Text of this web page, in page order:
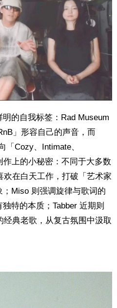
的自我标签：Rad Museum
」形容自己的声音，而
「Cozy、Intimate、
上的小秘密：不同于大多数
欢在白天工作，打破「艺术家
Miso 则强调旋律与歌词的
特的本质；Tabber 近期则
典老歌，从复古氛围中汲取